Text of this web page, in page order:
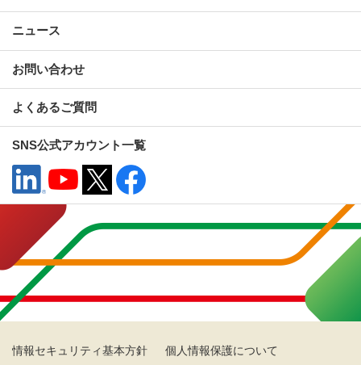
ニュース
お問い合わせ
よくあるご質問
SNS公式アカウント一覧
情報セキュリティ基本方針 個人情報保護について